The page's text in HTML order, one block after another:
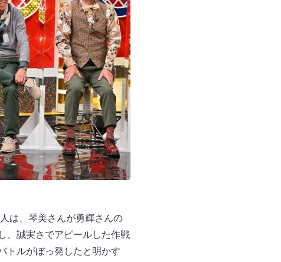
は、琴美さんが勇輝さんの
、誠実さでアピールした作戦
トルがぼっ発したと明かす